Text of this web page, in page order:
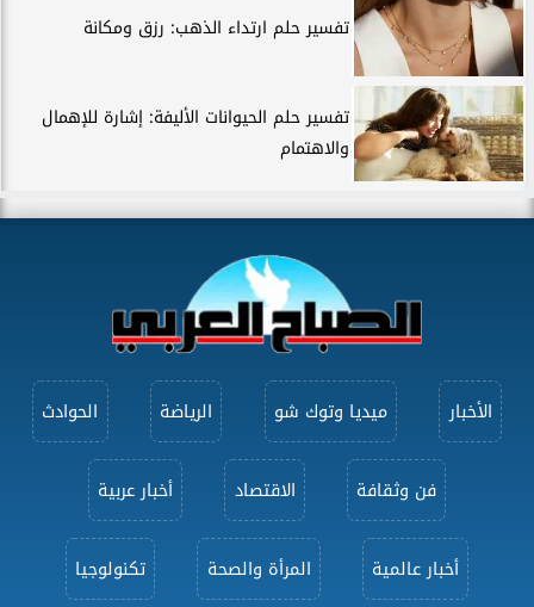
تفسير حلم ارتداء الذهب: رزق ومكانة
تفسير حلم الحيوانات الأليفة: إشارة للإهمال
والاهتمام
الأخبار ميديا وتوك شو الرياضة الحوادث
فن وثقافة الاقتصاد أخبار عربية
أخبار عالمية المرأة والصحة تكنولوجيا